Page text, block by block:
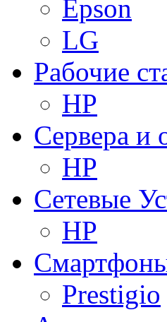
Epson
LG
Рабочие
HP
Сервера и
HP
Сетевые
HP
Prestigio